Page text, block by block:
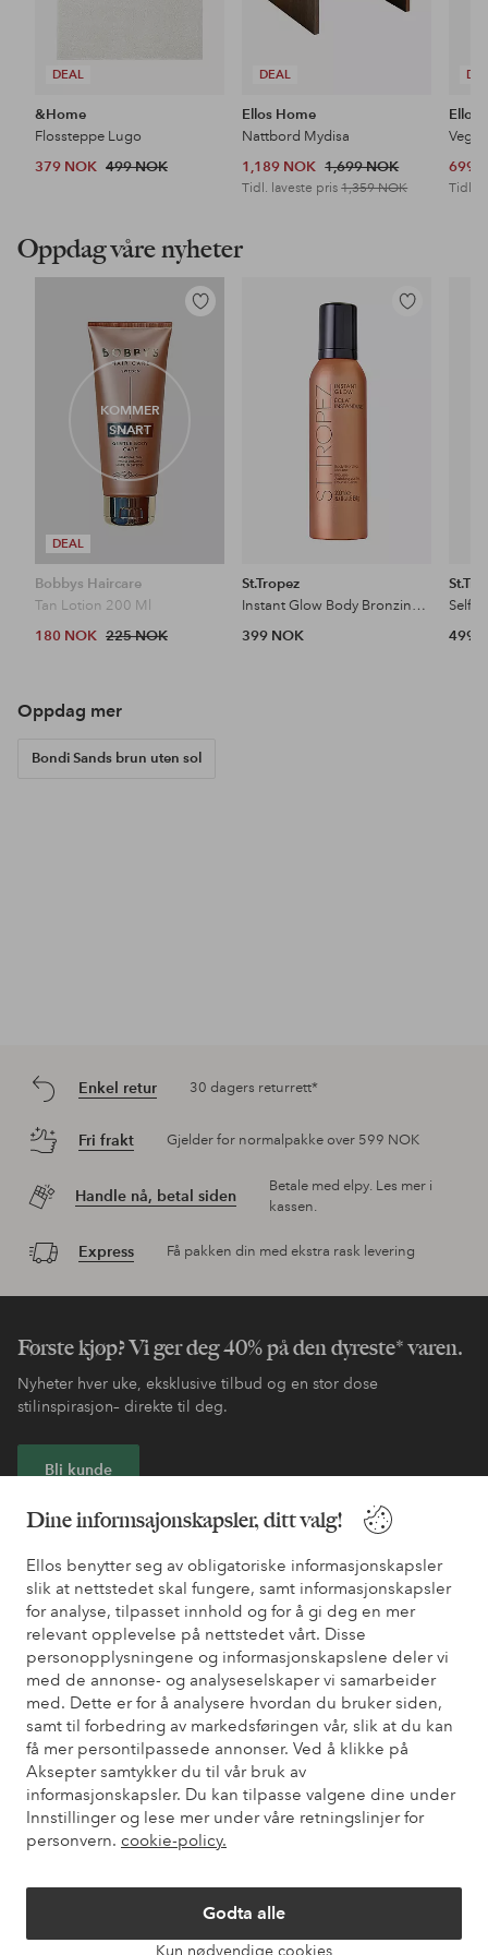
Dine informsajonskapsler, ditt valg!
Ellos benytter seg av obligatoriske informasjonskapsler
slik at nettstedet skal fungere, samt informasjonskapsler
for analyse, tilpasset innhold og for å gi deg en mer
relevant opplevelse på nettstedet vårt. Disse
personopplysningene og informasjonskapslene deler vi
med de annonse- og analyseselskaper vi samarbeider
med. Dette er for å analysere hvordan du bruker siden,
samt til forbedring av markedsføringen vår, slik at du kan
få mer persontilpassede annonser. Ved å klikke på
Aksepter samtykker du til vår bruk av
informasjonskapsler. Du kan tilpasse valgene dine under
Innstillinger og lese mer under våre retningslinjer for
personvern. cookie-policy.
Godta alle
Kun nødvendige cookies
DEAL
&Home
Flossteppe Lugo
379 NOK 499 NOK
DEAL
Ellos Home
Nattbord Mydisa
1,189 NOK 1,699 NOK
Tidl. laveste pris1,359 NOK
Ellos
699
Tidl.
Oppdag våre nyheter
DEAL
KOMMER
SNART
Legg
Bobbys Haircare
Tan Lotion 200 Ml
180 NOK 225 NOK
Legg
St.Tropez
Instant Glow Body Bronzing Mousse 200 Ml
399 NOK
499
Oppdag mer
Bondi Sands brun uten sol
Enkel retur 30 dagers returrett*
Fri frakt Gjelder for normalpakke over 599 NOK
Handle nå, betal siden
Betale med elpy. Les mer i
kassen.
Express Få pakken din med ekstra rask levering
Første kjøp? Vi ger deg 40% på den dyreste* varen.
Nyheter hver uke, eksklusive tilbud og en stor dose
stilinspirasjon– direkte til deg.
Bli kunde
* Se tilbudsvilkår ved registrering
Trenger du hjelp?
Du finner svar på de vanligste spørsmålene i vår FAQ. Du finner
også informasjon om hvordan du kan kontakte oss.
Kundeservice Bestilling Betalingsmåte
Mine sider